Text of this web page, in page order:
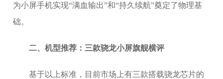
为小屏手机实现“满血输出”和“持久续航”奠定了物理基
础。
二、机型推荐：三款骁龙小屏旗舰横评
基于以上标准，目前市场上有三款搭载骁龙芯片的